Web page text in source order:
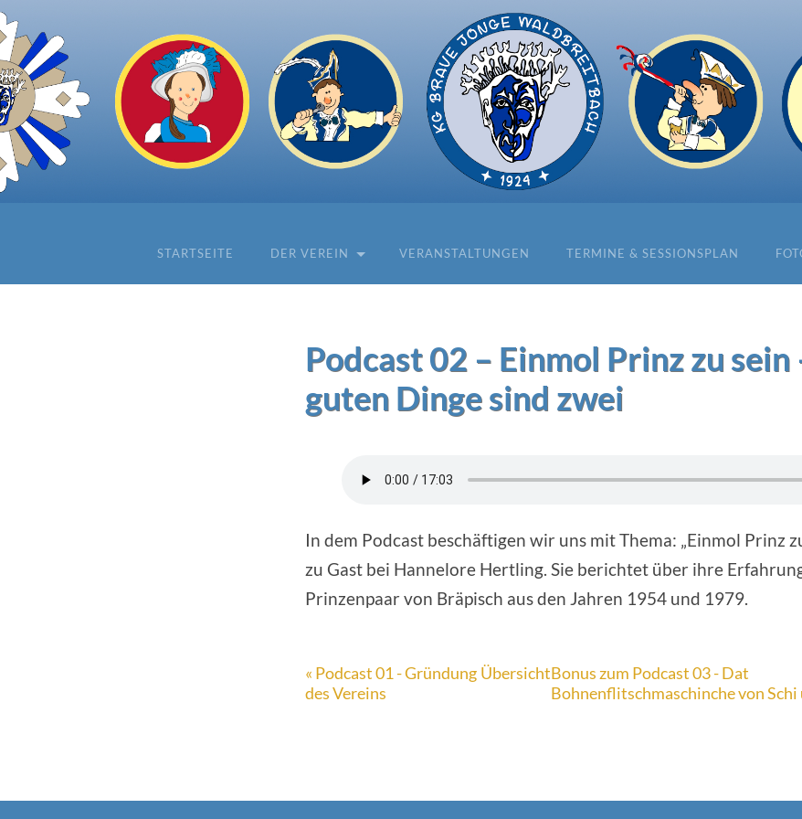
STARTSEITE DER VEREIN VERANSTALTUNGEN TERMINE & SESSIONSPLAN
Podcast 02 – Einmol Prinz zu sein
guten Dinge sind zwei
In dem Podcast beschäftigen wir uns mit Thema: „Einmol Prinz
zu Gast bei Hannelore Hertling. Sie berichtet über ihre
Prinzenpaar von Bräpisch aus den Jahren 1954 und 1979.
« Podcast 01 - Gründung
des Vereins
ÜbersichtBonus zum Podcast 03 - Dat
Bohnenflitschmaschinche von Schi